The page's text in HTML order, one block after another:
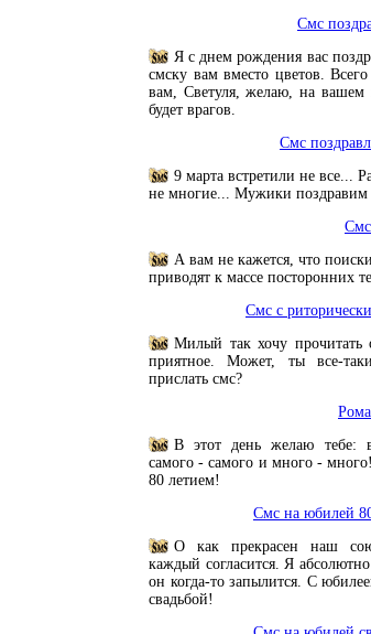
Смс
Я с днем рождения вас
смску вам вместо цветов.
вам, Светуля, желаю, на вашем
будет врагов.
Смс
9 марта встретили не все...
не многие... Мужики
А вам не кажется, что
приводят к массе посторонних
Смс с
Милый так хочу прочитать
приятное. Может, ты все-
прислать смс?
В этот день желаю тебе:
самого - самого и много -
80 летием!
Смс на юбилей
О как прекрасен наш
каждый согласится. Я
он когда-то запылится. С
свадьбой!